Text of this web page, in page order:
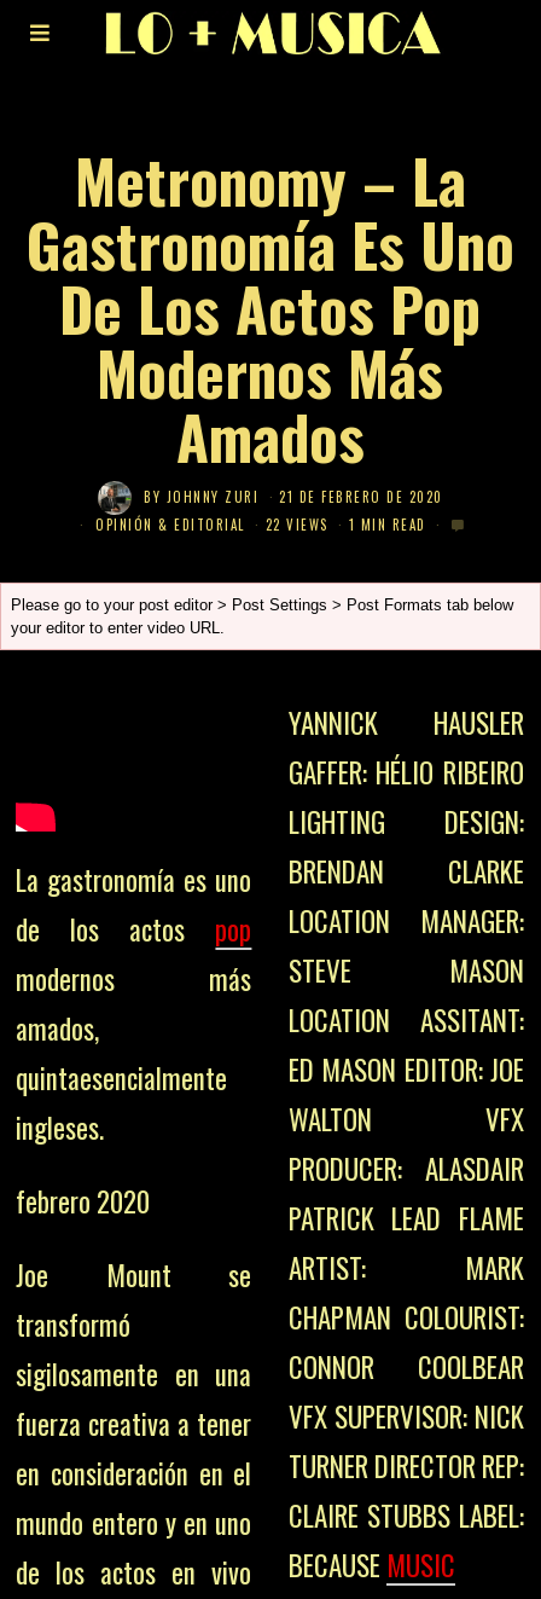
Metronomy – La
Gastronomía Es Uno
De Los Actos Pop
Modernos Más
Amados
BY JOHNNY ZURI
21 DE FEBRERO DE 2020
OPINIÓN & EDITORIAL
22 VIEWS 1 MIN READ
Please go to your post editor > Post Settings > Post Formats tab below
your editor to enter video URL.
La gastronomía es uno
de los actos pop
modernos más
amados,
quintaesencialmente
ingleses.
febrero 2020
Joe Mount se
transformó
sigilosamente en una
fuerza creativa a tener
en consideración en el
mundo entero y en uno
de los actos en vivo
YANNICK HAUSLER
GAFFER: HÉLIO RIBEIRO
LIGHTING DESIGN:
BRENDAN CLARKE
LOCATION MANAGER:
STEVE MASON
LOCATION ASSITANT:
ED MASON EDITOR: JOE
WALTON VFX
PRODUCER: ALASDAIR
PATRICK LEAD FLAME
ARTIST: MARK
CHAPMAN COLOURIST:
CONNOR COOLBEAR
VFX SUPERVISOR: NICK
TURNER DIRECTOR REP:
CLAIRE STUBBS LABEL:
BECAUSE MUSIC